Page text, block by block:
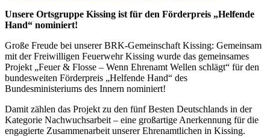
Unsere Ortsgruppe Kissing ist für den Förderpreis „Helfende
Hand“ nominiert!
Große Freude bei unserer BRK-Gemeinschaft Kissing: Gemeinsam
mit der Freiwilligen Feuerwehr Kissing wurde das gemeinsames
Projekt „Feuer & Flosse – Wenn Ehrenamt Wellen schlägt“ für den
bundesweiten Förderpreis „Helfende Hand“ des
Bundesministeriums des Innern nominiert!
Damit zählen das Projekt zu den fünf Besten Deutschlands in der
Kategorie Nachwuchsarbeit – eine großartige Anerkennung für die
engagierte Zusammenarbeit unserer Ehrenamtlichen in Kissing.